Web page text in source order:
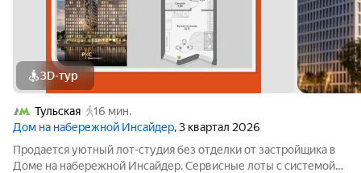
3D-тур
Тульская
16 мин.
Дом на набережной Инсайдер, 3 квартал 2026
Продается уютный лот-студия без отделки от застройщика в
Доме на набережной Инсайдер. Сервисные лоты с системой